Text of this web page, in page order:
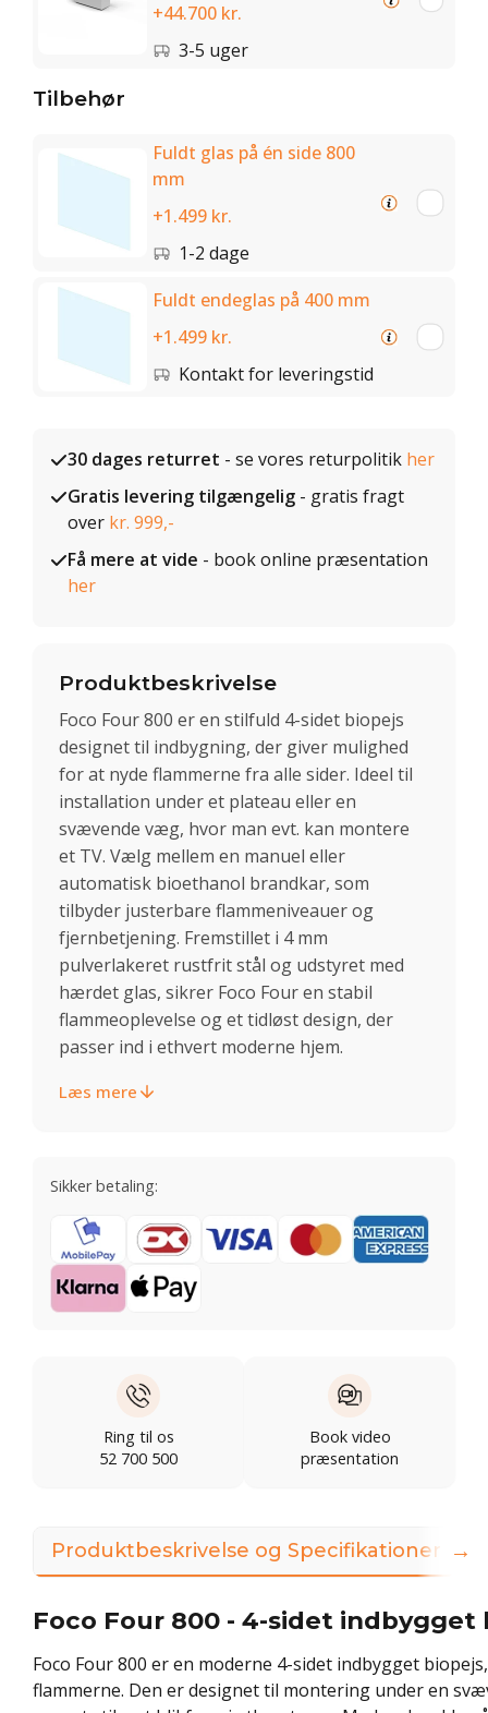
+44.700 kr.
3-5 uger
Tilbehør
Fuldt glas på én side 800
mm
+1.499 kr.
1-2 dage
Fuldt endeglas på 400 mm
+1.499 kr.
Kontakt for leveringstid
30 dages returret - se vores returpolitik her
Gratis levering tilgængelig - gratis fragt
over kr. 999,-
Få mere at vide - book online præsentation
her
Produktbeskrivelse
Foco Four 800 er en stilfuld 4-sidet biopejs
designet til indbygning, der giver mulighed
for at nyde flammerne fra alle sider. Ideel til
installation under et plateau eller en
svævende væg, hvor man evt. kan montere
et TV. Vælg mellem en manuel eller
automatisk bioethanol brandkar, som
tilbyder justerbare flammeniveauer og
fjernbetjening. Fremstillet i 4 mm
pulverlakeret rustfrit stål og udstyret med
hærdet glas, sikrer Foco Four en stabil
flammeoplevelse og et tidløst design, der
passer ind i ethvert moderne hjem.
Læs mere
Sikker betaling:
Ring til os
52 700 500
Book video
præsentation
Produktbeskrivelse og Specifikationer
Foco Four 800 - 4-sidet indbygget
Foco Four 800 er en moderne 4-sidet indbygget
flammerne. Den er designet til montering under en
→